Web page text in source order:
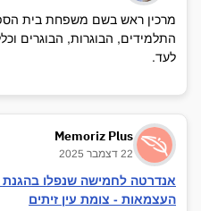
מרכין ראש בשם משפחת בית
התלמידים, הבוגרות, הבוגרים
לעד.
Memoriz Plus
22 דצמבר 2025
אנדרטה לחמישה שנפלו בהגנת
העצמאות - צומת עין זיתים